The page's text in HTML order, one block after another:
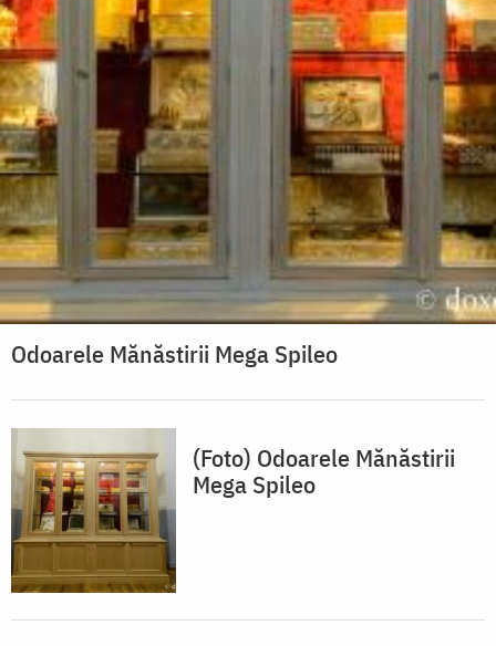
Odoarele Mănăstirii Mega Spileo
(Foto) Odoarele Mănăstirii
Mega Spileo